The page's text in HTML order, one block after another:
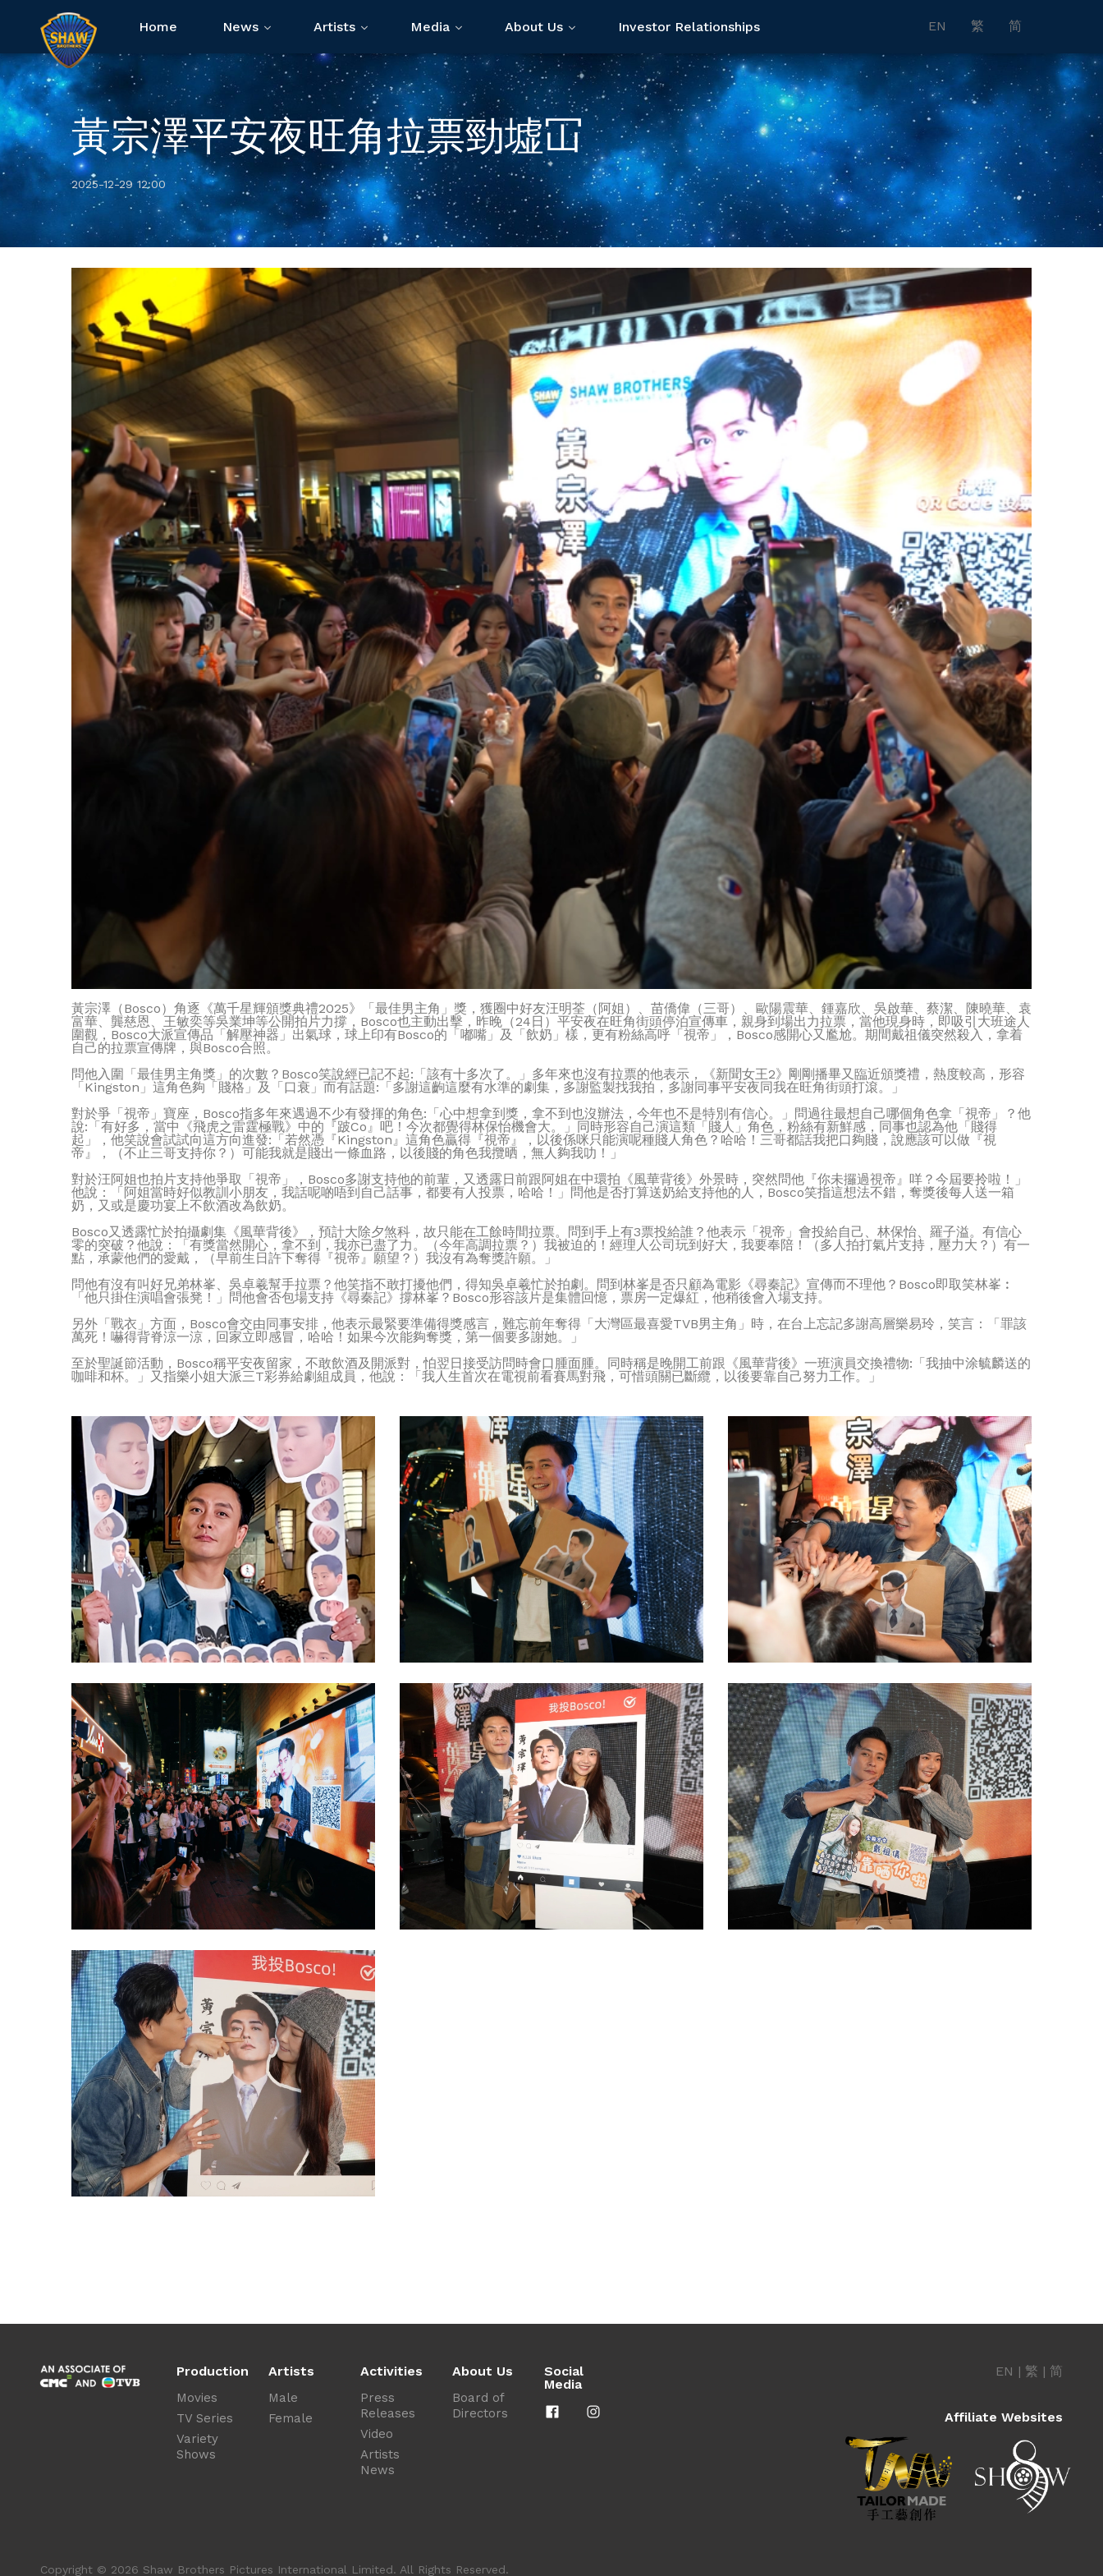
Home News Artists Media About Us Investor Relationships EN 繁 简
黃宗澤平安夜旺角拉票勁墟冚
2025-12-29 12:00
黃宗澤（Bosco）角逐《萬千星輝頒獎典禮2025》「最佳男主角」獎，獲圈中好友汪明荃（阿姐）、苗僑偉（三哥）、歐陽震華、鍾嘉欣、吳啟華、蔡潔、陳曉華、袁
富華、龔慈恩、王敏奕等吳業坤等公開拍片力撐，Bosco也主動出擊，昨晚（24日）平安夜在旺角街頭停泊宣傳車，親身到場出力拉票，當他現身時，即吸引大班途人
圍觀，Bosco大派宣傳品「解壓神器」出氣球，球上印有Bosco的「嘟嘴」及「飲奶」樣，更有粉絲高呼「視帝」，Bosco感開心又尷尬。期間戴祖儀突然殺入，拿着
自己的拉票宣傳牌，與Bosco合照。
問他入圍「最佳男主角獎」的次數？Bosco笑說經已記不起:「該有十多次了。」多年來也沒有拉票的他表示，《新聞女王2》剛剛播畢又臨近頒獎禮，熱度較高，形容
「Kingston」這角色夠「賤格」及「口衰」而有話題:「多謝這齣這麼有水準的劇集，多謝監製找我拍，多謝同事平安夜同我在旺角街頭打滾。」
對於爭「視帝」寶座，Bosco指多年來遇過不少有發揮的角色:「心中想拿到獎，拿不到也沒辦法，今年也不是特別有信心。」問過往最想自己哪個角色拿「視帝」？他
說:「有好多，當中《飛虎之雷霆極戰》中的『跛Co』吧！今次都覺得林保怡機會大。」同時形容自己演這類「賤人」角色，粉絲有新鮮感，同事也認為他「賤得
起」，他笑說會試試向這方向進發:「若然憑『Kingston』這角色贏得『視帝』，以後係咪只能演呢種賤人角色？哈哈！三哥都話我把口夠賤，說應該可以做『視
帝』，（不止三哥支持你？）可能我就是賤出一條血路，以後賤的角色我攬晒，無人夠我叻！」
對於汪阿姐也拍片支持他爭取「視帝」，Bosco多謝支持他的前輩，又透露日前跟阿姐在中環拍《風華背後》外景時，突然問他『你未攞過視帝』咩？今屆要拎啦！」
他說：「阿姐當時好似教訓小朋友，我話呢啲唔到自己話事，都要有人投票，哈哈！」問他是否打算送奶給支持他的人，Bosco笑指這想法不錯，奪獎後每人送一箱
奶，又或是慶功宴上不飲酒改為飲奶。
Bosco又透露忙於拍攝劇集《風華背後》，預計大除夕煞科，故只能在工餘時間拉票。問到手上有3票投給誰？他表示「視帝」會投給自己、林保怡、羅子溢。有信心
零的突破？他說：「有獎當然開心，拿不到，我亦已盡了力。（今年高調拉票？）我被迫的！經理人公司玩到好大，我要奉陪！（多人拍打氣片支持，壓力大？）有一
點，承蒙他們的愛戴，（早前生日許下奪得『視帝』願望？）我沒有為奪獎許願。」
問他有沒有叫好兄弟林峯、吳卓羲幫手拉票？他笑指不敢打擾他們，得知吳卓羲忙於拍劇。問到林峯是否只顧為電影《尋秦記》宣傳而不理他？Bosco即取笑林峯︰
「他只掛住演唱會張凳！」問他會否包場支持《尋秦記》撐林峯？Bosco形容該片是集體回憶，票房一定爆紅，他稍後會入場支持。
另外「戰衣」方面，Bosco會交由同事安排，他表示最緊要準備得獎感言，難忘前年奪得「大灣區最喜愛TVB男主角」時，在台上忘記多謝高層樂易玲，笑言：「罪該
萬死！嚇得背脊涼一涼，回家立即感冒，哈哈！如果今次能夠奪獎，第一個要多謝她。」
至於聖誕節活動，Bosco稱平安夜留家，不敢飲酒及開派對，怕翌日接受訪問時會口腫面腫。同時稱是晚開工前跟《風華背後》一班演員交換禮物:「我抽中涂毓麟送的
咖啡和杯。」又指樂小姐大派三T彩券給劇組成員，他說：「我人生首次在電視前看賽馬對飛，可惜頭關已斷纜，以後要靠自己努力工作。」
Production
Movies
TV Series
Variety
Shows
Artists
Male
Female
Activities
Press
Releases
Video
Artists
News
About Us
Board of
Directors
Social
Media
EN | 繁 | 简
Affiliate Websites
Copyright © 2026 Shaw Brothers Pictures International Limited. All Rights Reserved.